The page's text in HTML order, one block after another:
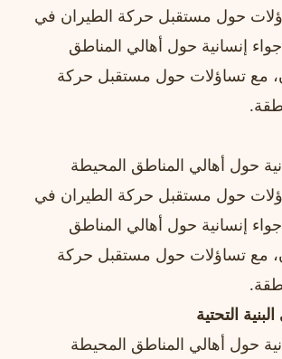
حول مستقبل حركة الطيران في
إنسانية حول أهالي المناطق
مع تساؤلات حول مستقبل حركة
حول أهالي المناطق المحيطة
حول مستقبل حركة الطيران في
إنسانية حول أهالي المناطق
مع تساؤلات حول مستقبل حركة
التحتية
حول أهالي المناطق المحيطة